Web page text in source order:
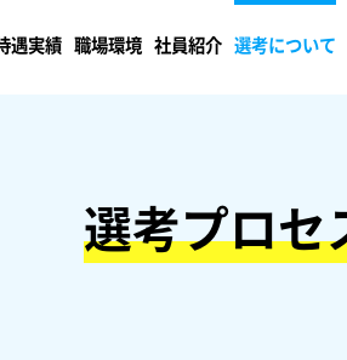
遇実績 職場環境 社員紹介 選考について
選考プロセ